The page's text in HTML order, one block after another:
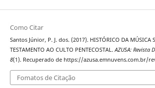
Como Citar
Santos Júnior, P. J. dos. (2017). HISTÓRICO DA MÚSICA
TESTAMENTO AO CULTO PENTECOSTAL.AZUSA: Revista
8(1). Recuperado de https://azusa.emnuvens.com.br/
Fomatos de Citação